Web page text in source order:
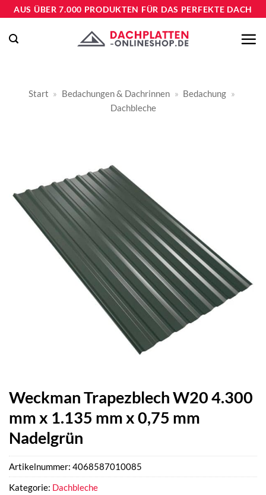
Zum
springen
AUS ÜBER 7.000 PRODUKTEN FÜR DAS PERFEKTE DACH
Start » Bedachungen & Dachrinnen » Bedachung »
Dachbleche
Weckman Trapezblech W20 4.300
mm x 1.135 mm x 0,75 mm
Nadelgrün
Artikelnummer: 4068587010085
Kategorie: Dachbleche